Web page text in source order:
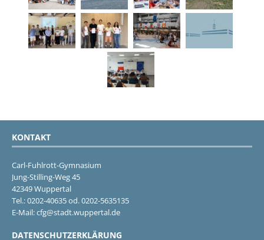
KONTAKT
Carl-Fuhlrott-Gymnasium
Jung-Stilling-Weg 45
42349 Wuppertal
Tel.: 0202-40635 od. 0202-5635135
E-Mail: cfg@stadt.wuppertal.de
DATENSCHUTZERKLÄRUNG